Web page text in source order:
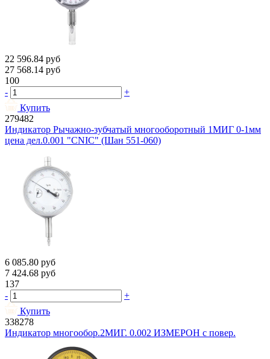
22 596.84 руб
27 568.14 руб
100
-
+
Купить
279482
Индикатор Рычажно-зубчатый многооборотный 1МИГ 0-1мм
цена дел.0.001 "CNIC" (Шан 551-060)
6 085.80 руб
7 424.68 руб
137
-
+
Купить
338278
Индикатор многообор.2МИГ. 0.002 ИЗМЕРОН с повер.